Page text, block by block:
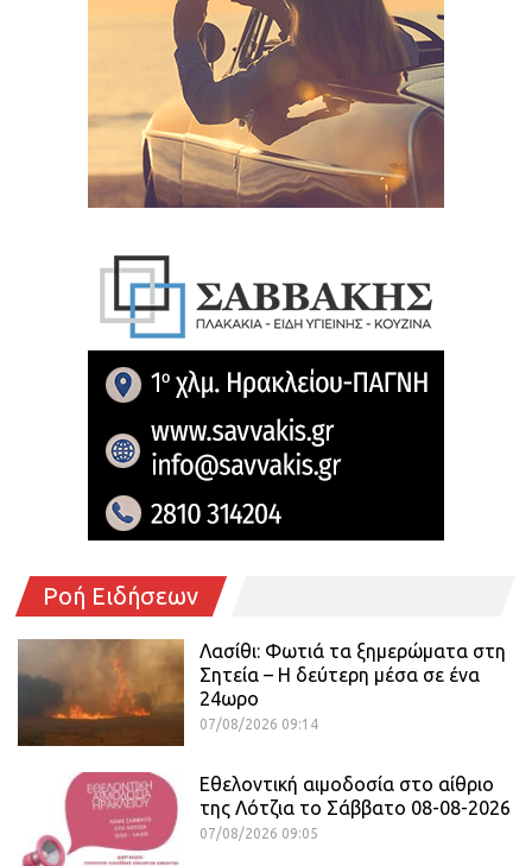
Ροή Ειδήσεων
Λασίθι: Φωτιά τα ξημερώματα στη
Σητεία – Η δεύτερη μέσα σε ένα
24ωρο
07/08/2026 09:14
Εθελοντική αιμοδοσία στο αίθριο
της Λότζια το Σάββατο 08-08-2026
07/08/2026 09:05